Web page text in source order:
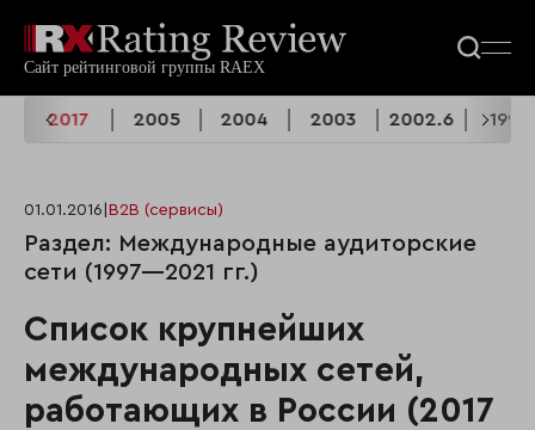
2017 2005 2004 2003 2002.6 1999
01.01.2016 B2B (сервисы)
Раздел: Международные аудиторские
сети (1997—2021 гг.)
Список крупнейших
международных сетей,
работающих в России (2017